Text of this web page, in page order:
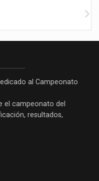
al Campeonato
el campeonato del
resultados,